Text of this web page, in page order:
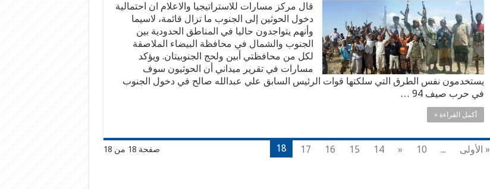
قال مركز مسارات للاستراتيجيا والاعلام ان احتمالية
دخول الحوثين إلى الجنوب ما تزال قائمة، لاسيما
وأنهم يتواجدون حاليا في المناطق الحدودية بين
الجنوب والشمال في محافظة البيضاء الملاصقة
لكل من محافظتي أبين ولحج الجنوبيتان. ويؤكد
مسارات في تقرير ميداني أن الحوثيون سوف
يستخدمون نفس الطرق التي سلكتها قوات الرئيس السابق علي عبدالله صالح في دخول الجنوب
في حرب صيف 94 …
أكمل القراءة »
صفحة 18 من 18 « الأولى ...
10
«
14
15
16
17
18